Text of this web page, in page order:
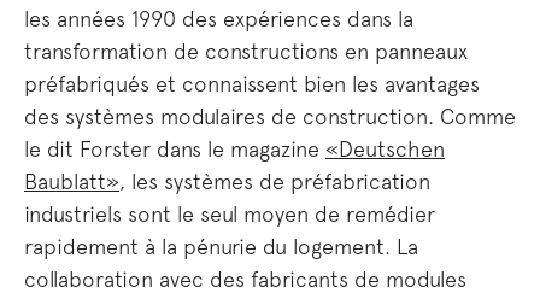
les années 1990 des expériences dans la
transformation de constructions en panneaux
préfabriqués et connaissent bien les avantages
des systèmes modulaires de construction. Comme
le dit Forster dans le magazine «Deutschen
Baublatt», les systèmes de préfabrication
industriels sont le seul moyen de remédier
rapidement à la pénurie du logement. La
collaboration avec des fabricants de modules